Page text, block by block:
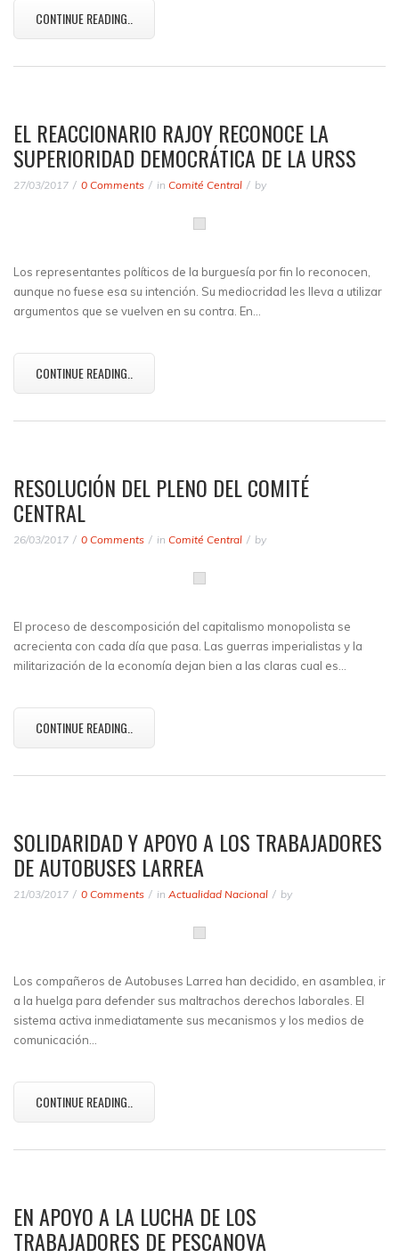
CONTINUE READING..
EL REACCIONARIO RAJOY RECONOCE LA
SUPERIORIDAD DEMOCRÁTICA DE LA URSS
27/03/2017 0 Comments in Comité Central by
Los representantes políticos de la burguesía por fin lo reconocen,
aunque no fuese esa su intención. Su mediocridad les lleva a utilizar
argumentos que se vuelven en su contra. En…
CONTINUE READING..
RESOLUCIÓN DEL PLENO DEL COMITÉ
CENTRAL
26/03/2017 0 Comments in Comité Central by
El proceso de descomposición del capitalismo monopolista se
acrecienta con cada día que pasa. Las guerras imperialistas y la
militarización de la economía dejan bien a las claras cual es…
CONTINUE READING..
SOLIDARIDAD Y APOYO A LOS TRABAJADORES
DE AUTOBUSES LARREA
21/03/2017 0 Comments in Actualidad Nacional by
Los compañeros de Autobuses Larrea han decidido, en asamblea, ir
a la huelga para defender sus maltrachos derechos laborales. El
sistema activa inmediatamente sus mecanismos y los medios de
comunicación…
CONTINUE READING..
EN APOYO A LA LUCHA DE LOS
TRABAJADORES DE PESCANOVA